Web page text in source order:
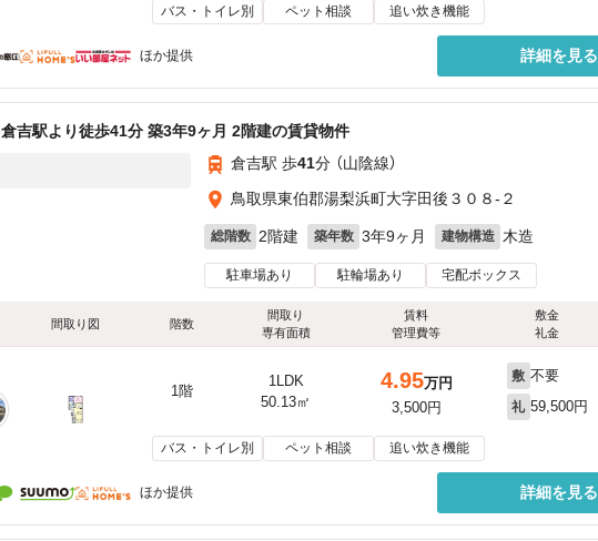
バス・トイレ別 ペット相談 追い炊き機能
ほか提供 詳細を見る
倉吉駅より徒歩41分 築3年9ヶ月 2階建の賃貸物件
倉吉駅 歩41分 （山陰線）
鳥取県東伯郡湯梨浜町大字田後３０８-２
総階数 2階建 築年数 3年9ヶ月 建物構造 木造
駐車場あり 駐輪場あり 宅配ボックス
間取り図 階数
間取り
専有面積
賃料
管理費等
敷金
礼金
1階
1LDK
50.13㎡
4.95万円
3,500円
敷 不要
礼 59,500円
バス・トイレ別 ペット相談 追い炊き機能
ほか提供 詳細を見る